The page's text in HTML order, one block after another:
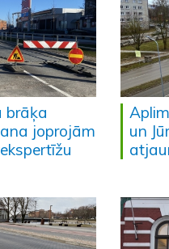
brāķa
joprojām
un